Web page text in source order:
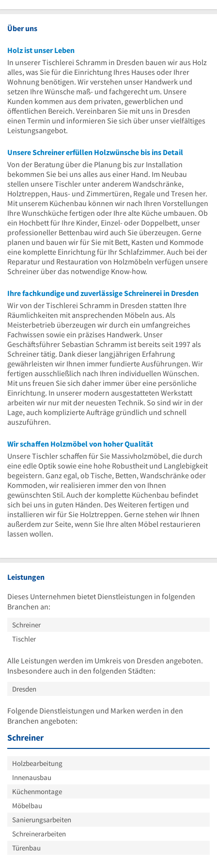
Uhr
16
bis
Über uns
Holz ist unser Leben
In unserer Tischlerei Schramm in Dresden bauen wir aus Holz
alles, was Sie für die Einrichtung Ihres Hauses oder Ihrer
Wohnung benötigen. Wir verstehen unser Handwerk und
setzen Ihre Wünsche maß- und fachgerecht um. Unsere
Kunden kommen aus dem privaten, gewerblichen und
öffentlichen Bereich. Vereinbaren Sie mit uns in Dresden
einen Termin und informieren Sie sich über unser vielfältiges
Leistungsangebot.
Unsere Schreiner erfüllen Holzwünsche bis ins Detail
Von der Beratung über die Planung bis zur Installation
bekommen Sie bei uns alles aus einer Hand. Im Neubau
stellen unsere Tischler unter anderem Wandschränke,
Holztreppen, Haus- und Zimmertüren, Regale und Tresen her.
Mit unserem Küchenbau können wir nach Ihren Vorstellungen
Ihre Wunschküche fertigen oder Ihre alte Küche umbauen. Ob
ein Hochbett für Ihre Kinder, Einzel- oder Doppelbett, unser
professioneller Bettenbau wird auch Sie überzeugen. Gerne
planen und bauen wir für Sie mit Bett, Kasten und Kommode
eine komplette Einrichtung für Ihr Schlafzimmer. Auch bei der
Reparatur und Restauration von Holzmöbeln verfügen unsere
Schreiner über das notwendige Know-how.
Ihre fachkundige und zuverlässige Schreinerei in Dresden
Wir von der Tischlerei Schramm in Dresden statten Ihre
Räumlichkeiten mit ansprechenden Möbeln aus. Als
Meisterbetrieb überzeugen wir durch ein umfangreiches
Fachwissen sowie ein präzises Handwerk. Unser
Geschäftsführer Sebastian Schramm ist bereits seit 1997 als
Schreiner tätig. Dank dieser langjährigen Erfahrung
gewährleisten wir Ihnen immer fundierte Ausführungen. Wir
fertigen ausschließlich nach Ihren individuellen Wünschen.
Mit uns freuen Sie sich daher immer über eine persönliche
Einrichtung. In unserer modern ausgestatteten Werkstatt
arbeiten wir nur mit der neuesten Technik. So sind wir in der
Lage, auch komplizierte Aufträge gründlich und schnell
auszuführen.
Wir schaffen Holzmöbel von hoher Qualität
Unsere Tischler schaffen für Sie Massivholzmöbel, die durch
eine edle Optik sowie eine hohe Robustheit und Langlebigkeit
begeistern. Ganz egal, ob Tische, Betten, Wandschränke oder
Kommoden, wir realisieren immer den von Ihnen
gewünschten Stil. Auch der komplette Küchenbau befindet
sich bei uns in guten Händen. Des Weiteren fertigen und
installieren wir für Sie Holztreppen. Gerne stehen wir Ihnen
außerdem zur Seite, wenn Sie Ihre alten Möbel restaurieren
lassen wollen.
Leistungen
Dieses Unternehmen bietet Dienstleistungen in folgenden
Branchen an:
Schreiner
Tischler
Alle Leistungen werden im Umkreis von Dresden angeboten.
Insbesondere auch in den folgenden Städten:
Dresden
Folgende Dienstleistungen und Marken werden in den
Branchen angeboten:
Schreiner
Holzbearbeitung
Innenausbau
Küchenmontage
Möbelbau
Sanierungsarbeiten
Schreinerarbeiten
Türenbau